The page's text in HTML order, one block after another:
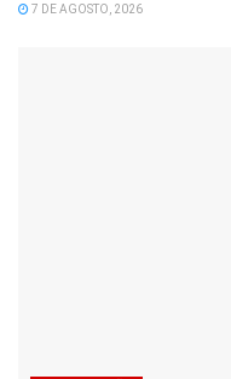
7 DE AGOSTO, 2026